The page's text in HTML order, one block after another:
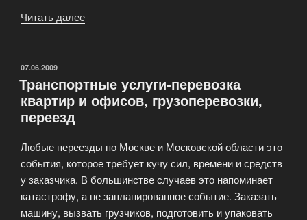
Читать далее
ОПУБЛИКОВАНО
07.06.2009
Транспортные услуги-перевозка
квартир и офисов, грузоперевозки,
переезд
Любые переезды по Москве и Московской области это
события, которое требует кучу сил, времени и средств
у заказчика. В большинстве случаев это напоминает
катастрофу, а не запланированное событие. Заказать
машину, вызвать грузчиков, подготовить и упаковать